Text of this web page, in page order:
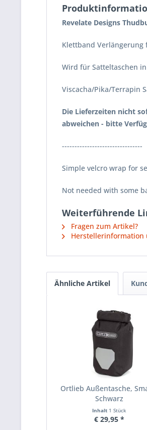
Revelate Designs
Klettband Verlängerung
Wird für Satteltaschen
Viscacha/Pika/Terrapin
Die Lieferzeiten nicht
abweichen - bitte
--------------------------------
Simple velcro wrap for
Not needed with some
Weiterführende
Fragen zum Artikel?
Herstellerinformation
Ähnliche Artikel
Ortlieb Außentasche,
Schwarz
Inhalt 1 Stück
€ 29,95 *